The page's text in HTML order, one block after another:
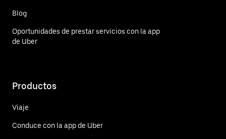
Blog
Oportunidades de prestar servicios con la app
de Uber
Productos
Viaje
Conduce con la app de Uber